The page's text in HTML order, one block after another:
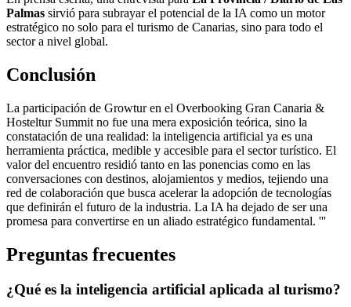
Palmas sirvió para subrayar el potencial de la IA como un motor
estratégico no solo para el turismo de Canarias, sino para todo el
sector a nivel global.
Conclusión
La participación de Growtur en el Overbooking Gran Canaria &
Hosteltur Summit no fue una mera exposición teórica, sino la
constatación de una realidad: la inteligencia artificial ya es una
herramienta práctica, medible y accesible para el sector turístico. El
valor del encuentro residió tanto en las ponencias como en las
conversaciones con destinos, alojamientos y medios, tejiendo una
red de colaboración que busca acelerar la adopción de tecnologías
que definirán el futuro de la industria. La IA ha dejado de ser una
promesa para convertirse en un aliado estratégico fundamental. '''
Preguntas frecuentes
¿Qué es la inteligencia artificial aplicada al turismo?